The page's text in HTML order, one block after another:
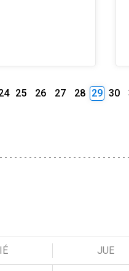
25 26 27 28 29 30
JUE